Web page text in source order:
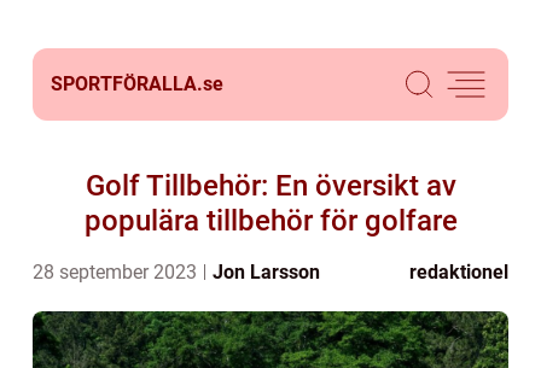
SPORTFÖRALLA.se
Golf Tillbehör: En översikt av
populära tillbehör för golfare
28 september 2023 Jon Larsson redaktionel